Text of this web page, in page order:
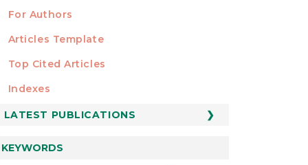
For Authors
Articles Template
STATISTICS
Top Cited Articles
Indexes
LATEST PUBLICATIONS
KEYWORDS